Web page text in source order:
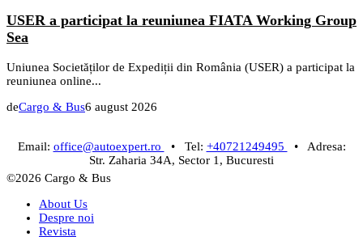
USER a participat la reuniunea FIATA Working Group
Sea
Uniunea Societăților de Expediții din România (USER) a participat la
reuniunea online...
deCargo & Bus6 august 2026
Email: office@autoexpert.ro • Tel: +40721249495
• Adresa:
Str. Zaharia 34A, Sector 1, Bucuresti
©2026 Cargo & Bus
About Us
Despre noi
Revista